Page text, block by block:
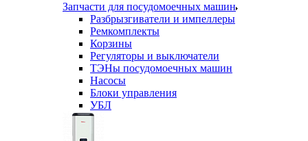
Запчасти для посудомоечных машин
Разбрызгиватели и импеллеры
Ремкомплекты
Корзины
Регуляторы и выключатели
ТЭНы посудомоечных машин
Насосы
Блоки управления
УБЛ